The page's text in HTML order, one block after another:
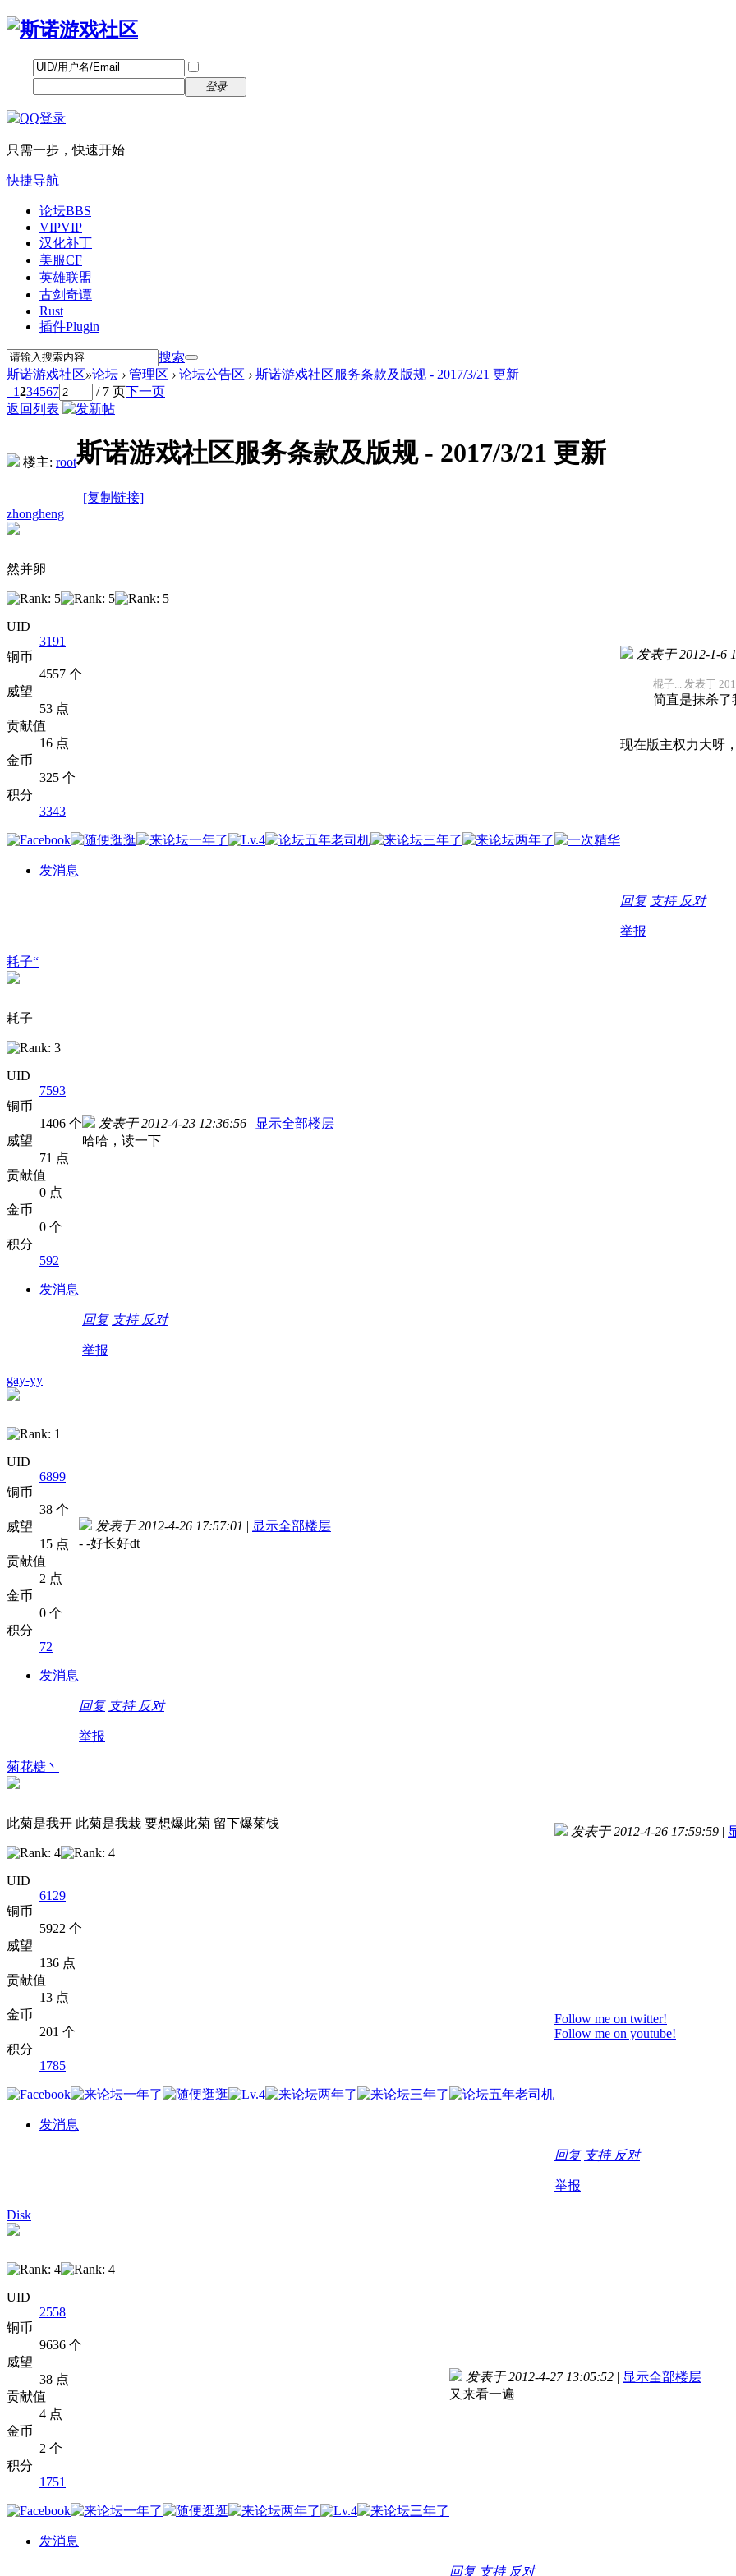
登录
只需一步，快速开始
快捷导航
论坛BBS
VIPVIP
汉化补丁
美服CF
英雄联盟
古剑奇谭
Rust
插件Plugin
搜索
斯诺游戏社区»论坛 › 管理区 › 论坛公告区 › 斯诺游戏社区服务条款及版规 - 2017/3/21 更新
1234567 / 7 页下一页
返回列表
楼主: root斯诺游戏社区服务条款及版规 - 2017/3/21 更新
[复制链接]
zhongheng
然并卵
UID
3191
铜币
4557 个
威望
53 点
贡献值
16 点
金币
325 个
积分
3343
发消息
发表于 2012-1-6
棍子... 发表于
简直是抹杀
现在版主权力大呀
回复 支持 反对
举报
耗子“
耗子
UID
7593
铜币
1406 个
威望
71 点
贡献值
0 点
金币
0 个
积分
592
发消息
发表于 2012-4-23 12:36:56 | 显示全部楼层
哈哈，读一下
回复 支持 反对
举报
gay-yy
UID
6899
铜币
38 个
威望
15 点
贡献值
2 点
金币
0 个
积分
72
发消息
发表于 2012-4-26 17:57:01 | 显示全部楼层
- -好长好dt
回复 支持 反对
举报
菊花糖丶
此菊是我开 此菊是我栽 要想爆此菊 留下爆菊钱
UID
6129
铜币
5922 个
威望
136 点
贡献值
13 点
金币
201 个
积分
1785
发消息
发表于 2012-4-26 17:59:59 |
Follow me on twitter!
Follow me on youtube!
回复 支持 反对
举报
Disk
UID
2558
铜币
9636 个
威望
38 点
贡献值
4 点
金币
2 个
积分
1751
发消息
发表于 2012-4-27 13:05:52 | 显示全部楼层
又来看一遍
回复 支持 反对